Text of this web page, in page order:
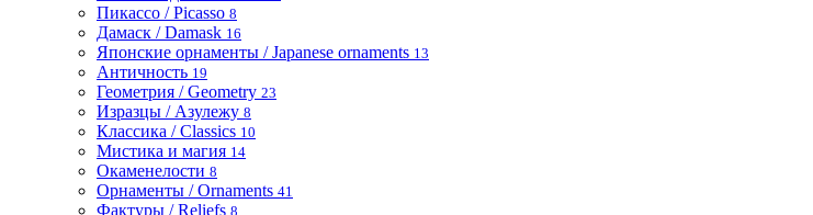
Пикассо / Picasso 8
Дамаск / Damask 16
Японские орнаменты / Japanese ornaments 13
Античность 19
Геометрия / Geometry 23
Изразцы / Азулежу 8
Классика / Classics 10
Мистика и магия 14
Окаменелости 8
Орнаменты / Ornaments 41
Фактуры / Reliefs 8